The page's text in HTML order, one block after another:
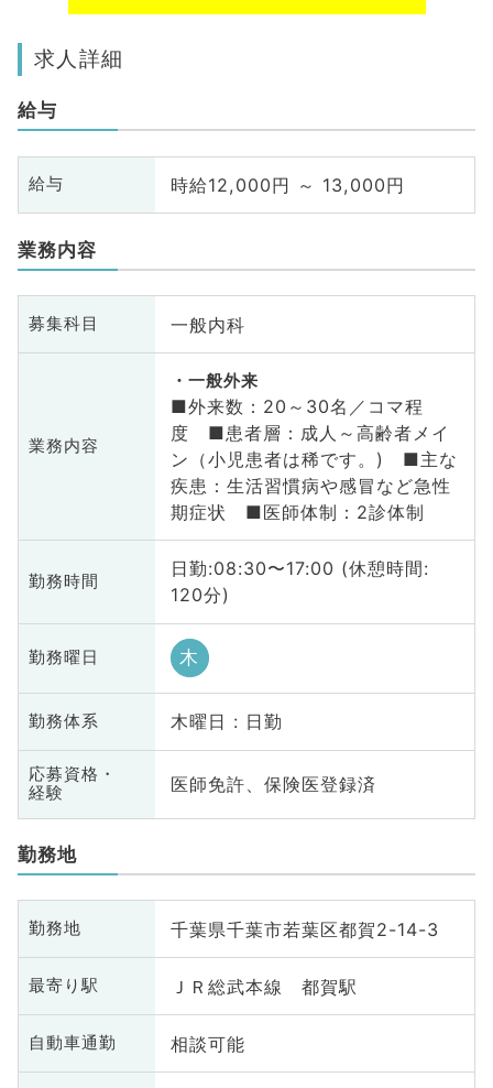
求人詳細
給与
給与 時給12,000円 ～ 13,000円
業務内容
募集科目 一般内科
業務内容
一般外来
■外来数：20～30名／コマ程
度 ■患者層：成人～高齢者メイ
ン（小児患者は稀です。) ■主な
疾患：生活習慣病や感冒など急性
期症状 ■医師体制：2診体制
勤務時間
日勤:08:30〜17:00 (休憩時間:
120分)
勤務曜日 木
勤務体系 木曜日 : 日勤
応募資格・
経験
医師免許、保険医登録済
勤務地
勤務地 千葉県千葉市若葉区都賀2-14-3
最寄り駅 ＪＲ総武本線 都賀駅
自動車通勤 相談可能